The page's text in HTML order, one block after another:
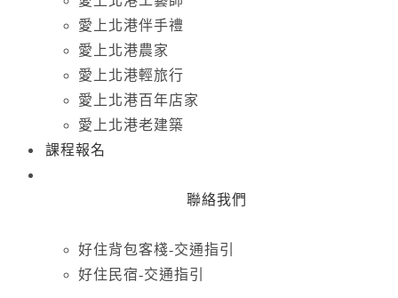
愛上北港伴手禮
愛上北港農家
愛上北港輕旅行
愛上北港百年店家
愛上北港老建築
課程報名
聯絡我們
好住背包客棧-交通指引
好住民宿-交通指引